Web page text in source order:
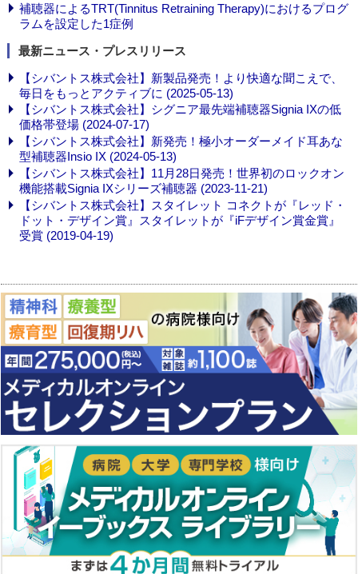
補聴器によるTRT(Tinnitus Retraining Therapy)におけるプログ
ラムを設定した1症例
最新ニュース・プレスリリース
【シバントス株式会社】新製品発売！より快適な聞こえで、
毎日をもっとアクティブに (2025-05-13)
【シバントス株式会社】シグニア最先端補聴器Signia IXの低
価格帯登場 (2024-07-17)
【シバントス株式会社】新発売！極小オーダーメイド耳あな
型補聴器Insio IX (2024-05-13)
【シバントス株式会社】11月28日発売！世界初のロックオン
機能搭載Signia IXシリーズ補聴器 (2023-11-21)
【シバントス株式会社】スタイレット コネクトが『レッド・
ドット・デザイン賞』スタイレットが『iFデザイン賞金賞』
受賞 (2019-04-19)